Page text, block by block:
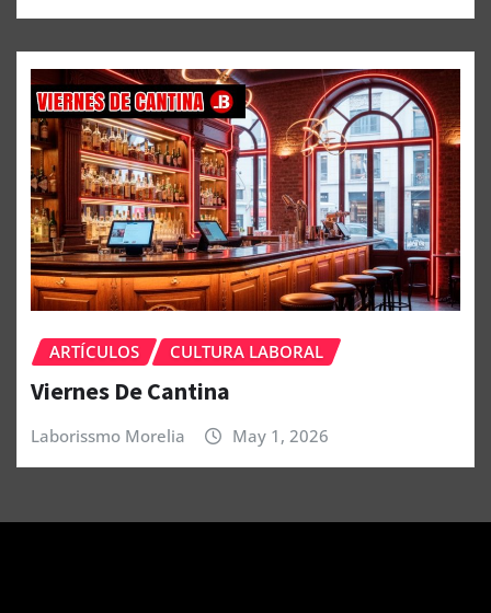
ARTÍCULOS CULTURA LABORAL
Viernes De Cantina
Laborissmo Morelia May 1, 2026